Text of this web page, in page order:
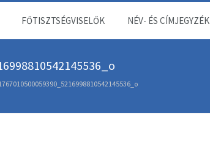
FŐTISZTSÉGVISELŐK NÉV- ÉS CÍMJEGYZÉK